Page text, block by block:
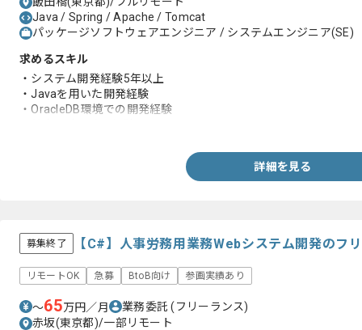
Java / Spring / Apache / Tomcat
パッケージソフトウェアエンジニア / システムエンジニア(SE)
求めるスキル
・システム開発経験5年以上
・Javaを用いた開発経験
・OracleDB環境での開発経験
詳細を見る
募集終了 【C#】人事労務用業務Webシステム開発のフ
リモートOK 急募 BtoB向け 参画実績あり
〜65万円／月 業務委託(フリーランス)
赤坂(東京都)/一部リモート